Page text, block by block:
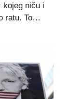
kojeg niču i
ratu. To…